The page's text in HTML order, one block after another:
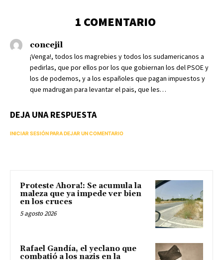
1 COMENTARIO
concejil
¡Venga!, todos los magrebies y todos los sudamericanos a
pedirlas, que por ellos por los que gobiernan los del PSOE y
los de podemos, y a los españoles que pagan impuestos y
que madrugan para levantar el pais, que les…
DEJA UNA RESPUESTA
INICIAR SESIÓN PARA DEJAR UN COMENTARIO
Proteste Ahora!: Se acumula la
maleza que ya impede ver bien
en los cruces
5 agosto 2026
Rafael Gandía, el yeclano que
combatió a los nazis en la